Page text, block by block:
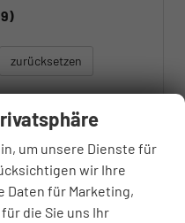
zurücksetzen
persönlich für Sie da.
um unsere Dienste für
wir Ihre
Daten für Marketing,
die Sie uns Ihr